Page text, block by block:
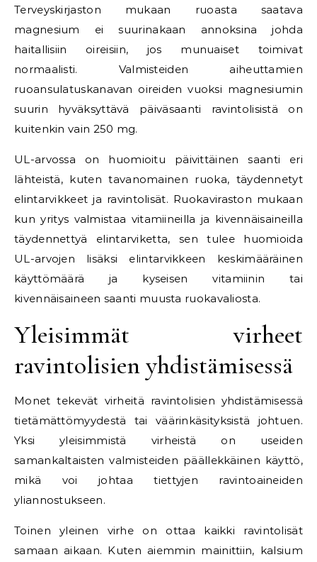
Terveyskirjaston mukaan ruoasta saatava
magnesium ei suurinakaan annoksina johda
haitallisiin oireisiin, jos munuaiset toimivat
normaalisti. Valmisteiden aiheuttamien
ruoansulatuskanavan oireiden vuoksi magnesiumin
suurin hyväksyttävä päiväsaanti ravintolisistä on
kuitenkin vain 250 mg.
UL-arvossa on huomioitu päivittäinen saanti eri
lähteistä, kuten tavanomainen ruoka, täydennetyt
elintarvikkeet ja ravintolisät. Ruokaviraston mukaan
kun yritys valmistaa vitamiineilla ja kivennäisaineilla
täydennettyä elintarviketta, sen tulee huomioida
UL-arvojen lisäksi elintarvikkeen keskimääräinen
käyttömäärä ja kyseisen vitamiinin tai
kivennäisaineen saanti muusta ruokavaliosta.
Yleisimmät virheet
ravintolisien yhdistämisessä
Monet tekevät virheitä ravintolisien yhdistämisessä
tietämättömyydestä tai väärinkäsityksistä johtuen.
Yksi yleisimmistä virheistä on useiden
samankaltaisten valmisteiden päällekkäinen käyttö,
mikä voi johtaa tiettyjen ravintoaineiden
yliannostukseen.
Toinen yleinen virhe on ottaa kaikki ravintolisät
samaan aikaan. Kuten aiemmin mainittiin, kalsium